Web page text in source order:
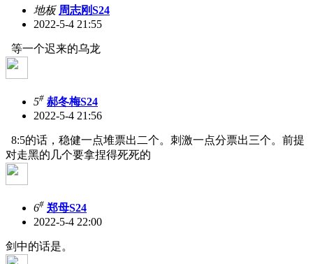
地板 周志刚S24
2022-5-4 21:55
等一个迟来的乌龙
5# 郝冬梅S24
2022-5-4 21:56
8:5的话，稳健一点堆票出二个。刺激一点分票出三个。前提
对走黑的几个要拿捏得死死的
6# 郑母S24
2022-5-4 22:00
剑中的话是。